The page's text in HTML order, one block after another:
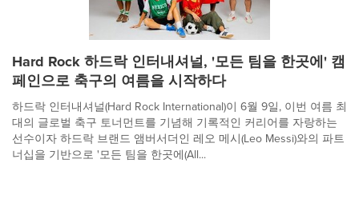
Hard Rock 하드락 인터내셔널, '모든 팀을 한곳에' 캠
페인으로 축구의 여름을 시작하다
하드락 인터내셔널(Hard Rock International)이 6월 9일, 이번 여름 최
대의 글로벌 축구 토너먼트를 기념해 기록적인 커리어를 자랑하는
선수이자 하드락 브랜드 앰버서더인 레오 메시(Leo Messi)와의 파트
너십을 기반으로 '모든 팀을 한곳에(All...